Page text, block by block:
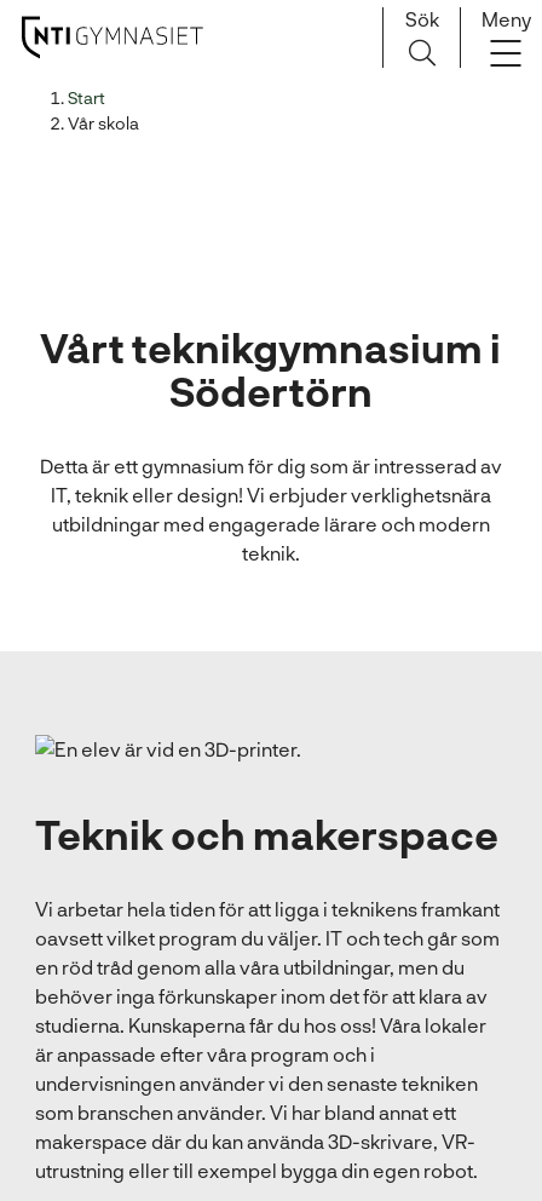
Huvudnavigation
Sök Meny
Start
Vår skola
Vårt teknikgymnasium i
Södertörn
Detta är ett gymnasium för dig som är intresserad av
IT, teknik eller design! Vi erbjuder verklighetsnära
utbildningar med engagerade lärare och modern
teknik.
Teknik och makerspace
Vi arbetar hela tiden för att ligga i teknikens framkant
oavsett vilket program du väljer. IT och tech går som
en röd tråd genom alla våra utbildningar, men du
behöver inga förkunskaper inom det för att klara av
studierna. Kunskaperna får du hos oss! Våra lokaler
är anpassade efter våra program och i
undervisningen använder vi den senaste tekniken
som branschen använder. Vi har bland annat ett
makerspace där du kan använda 3D-skrivare, VR-
utrustning eller till exempel bygga din egen robot.